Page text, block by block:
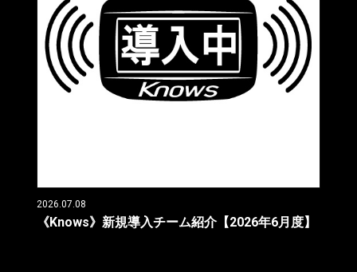
2026.07.08
《Knows》新規導入チーム紹介【2026年6月度】